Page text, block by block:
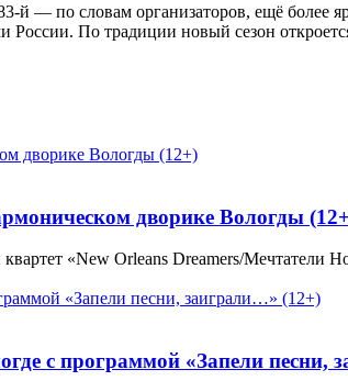
й — по словам организаторов, ещё
России. По традиции новый сезон
дворике Вологды
«New Orleans Dreamers/Мечтатели
с программой «Запели песни,